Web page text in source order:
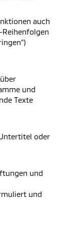
auch
und
Texte
oder
und
und